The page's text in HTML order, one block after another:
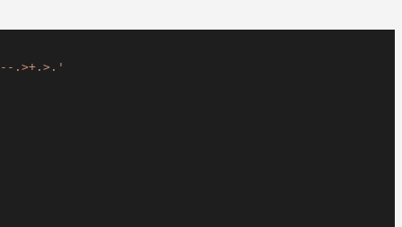
.>+.>.'